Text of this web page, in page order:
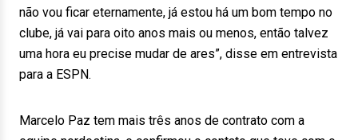
não vou ficar eternamente, já estou há um bom tempo no
clube, já vai para oito anos mais ou menos, então talvez
uma hora eu precise mudar de ares”, disse em entrevista
para a ESPN.
Marcelo Paz tem mais três anos de contrato com a